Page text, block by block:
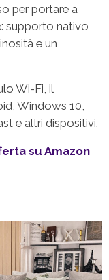
per portare a
supporto nativo
e un
Wi-Fi, il
Windows 10,
e altri dispositivi.
su Amazon